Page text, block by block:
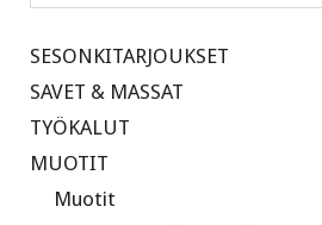
SESONKITARJOUKSET
SAVET & MASSAT
TYÖKALUT
MUOTIT
Muotit